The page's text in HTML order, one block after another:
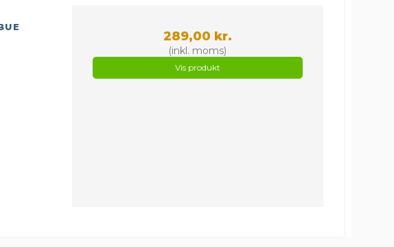
289,00 kr.
(inkl. moms)
Vis produkt